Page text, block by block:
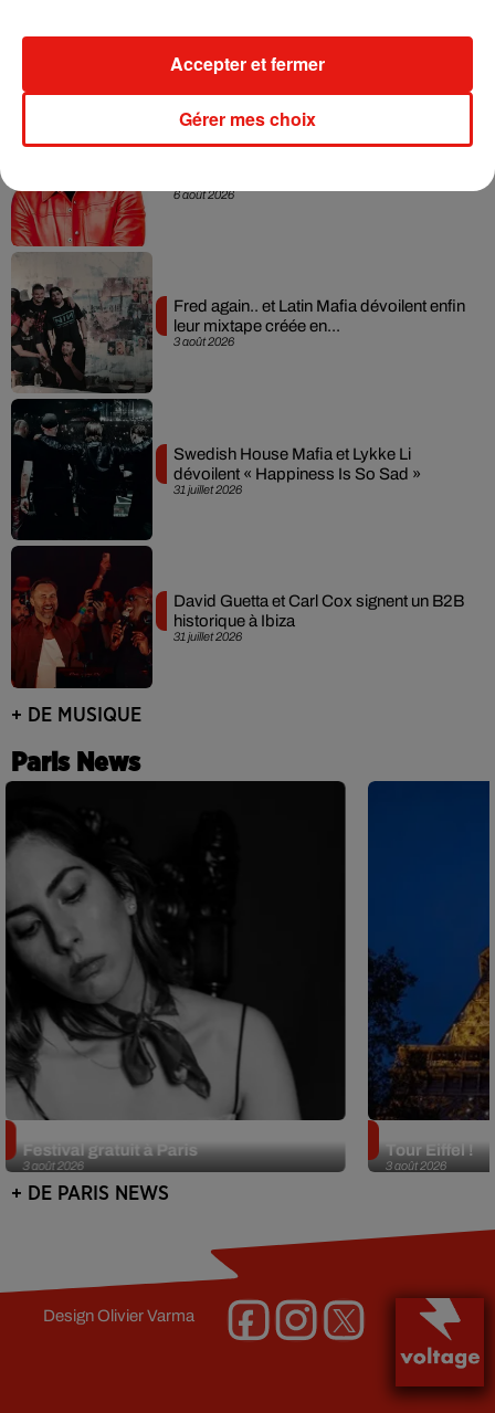
6 août 2026
3 août 2026
Fred again.. et Latin Mafia dévoilent enfin
leur mixtape créée en...
31 juillet 2026
Swedish House Mafia et Lykke Li
dévoilent « Happiness Is So Sad »
31 juillet 2026
David Guetta et Carl Cox signent un B2B
historique à Ibiza
+ DE MUSIQUE
Paris News
3 août 2026
Festival gratuit à Paris
3 août 2026
Tour Eiffel !
+ DE PARIS NEWS
DesignOlivier Varma
Gérer mes choix
Accepter et fermer